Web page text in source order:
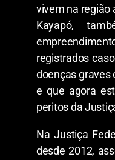
vivem na região
Kayapó,
registrados
doenças graves
e que agora
peritos da
Na Justiça
desde 2012,